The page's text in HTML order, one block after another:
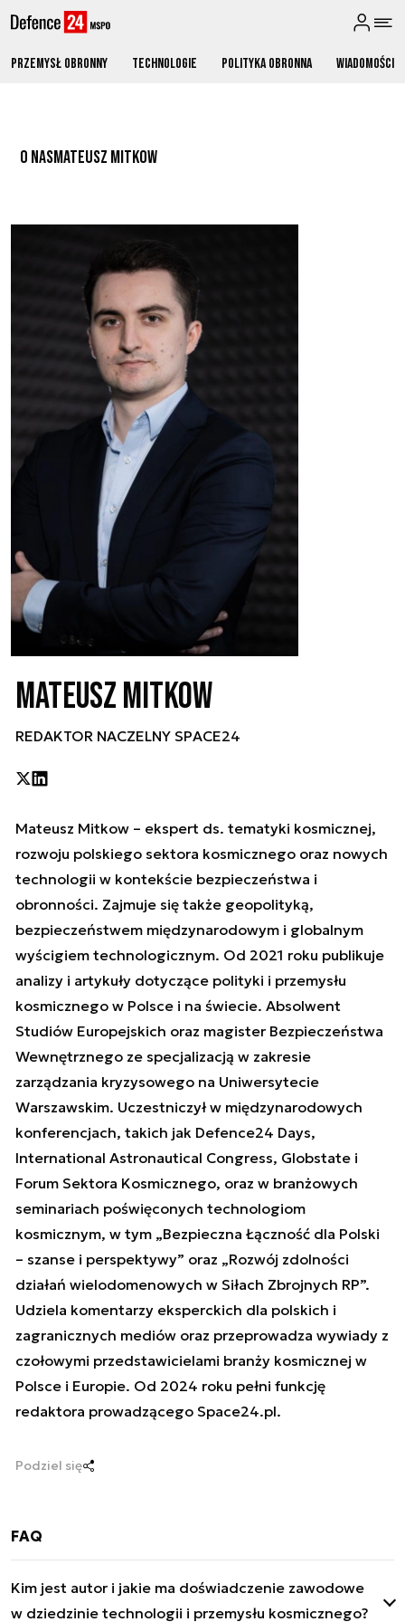
Przemysł obronny Technologie Polityka obronna Wiadomości
O NASMATEUSZ MITKOW
Mateusz Mitkow
REDAKTOR NACZELNY SPACE24
Mateusz Mitkow – ekspert ds. tematyki kosmicznej,
rozwoju polskiego sektora kosmicznego oraz nowych
technologii w kontekście bezpieczeństwa i
obronności. Zajmuje się także geopolityką,
bezpieczeństwem międzynarodowym i globalnym
wyścigiem technologicznym. Od 2021 roku publikuje
analizy i artykuły dotyczące polityki i przemysłu
kosmicznego w Polsce i na świecie. Absolwent
Studiów Europejskich oraz magister Bezpieczeństwa
Wewnętrznego ze specjalizacją w zakresie
zarządzania kryzysowego na Uniwersytecie
Warszawskim. Uczestniczył w międzynarodowych
konferencjach, takich jak Defence24 Days,
International Astronautical Congress, Globstate i
Forum Sektora Kosmicznego, oraz w branżowych
seminariach poświęconych technologiom
kosmicznym, w tym „Bezpieczna Łączność dla Polski
– szanse i perspektywy” oraz „Rozwój zdolności
działań wielodomenowych w Siłach Zbrojnych RP”.
Udziela komentarzy eksperckich dla polskich i
zagranicznych mediów oraz przeprowadza wywiady z
czołowymi przedstawicielami branży kosmicznej w
Polsce i Europie. Od 2024 roku pełni funkcję
redaktora prowadzącego Space24.pl.
Podziel się
FAQ
Kim jest autor i jakie ma doświadczenie zawodowe
w dziedzinie technologii i przemysłu kosmicznego?